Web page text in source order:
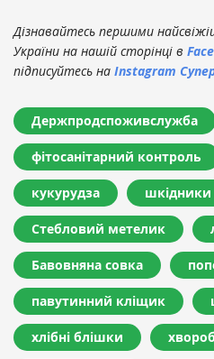
Дізнавайтесь першими
України на нашій сторінці в
підписуйтесь на Instagram
Держпродспоживслужба
фітосанітарний контроль
кукурудза шкідники
Стебловий метелик
Бавовняна совка
павутинний кліщик
хлібні блішки